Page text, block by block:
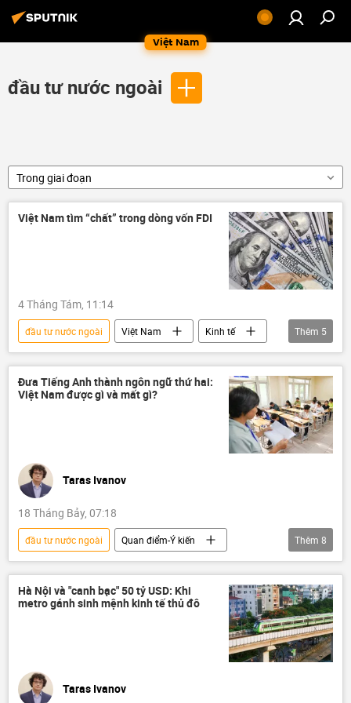
Việt Nam
đầu tư nước ngoài
Trong giai đoạn
Việt Nam tìm “chất” trong dòng vốn FDI
4 Tháng Tám, 11:14
đầu tư nước ngoài Việt Nam
Kinh tế
chiến lược phát triển kinh tế
tăng trưởng kinh tế
FDI
Bộ Chính Trị VN
vốn
Thêm 5
Đưa Tiếng Anh thành ngôn ngữ thứ hai:
Việt Nam được gì và mất gì?
Taras Ivanov
18 Tháng Bảy, 07:18
đầu tư nước ngoài
Quan điểm-Ý kiến
Tác giả
Bộ Giáo dục và Đào Tạo
cải cách giáo dục
tiếng Việt
tiếng Anh
ngôn ngữ
công nghệ
Thêm 8
Hà Nội và "canh bạc" 50 tỷ USD: Khi
metro gánh sinh mệnh kinh tế thủ đô
Taras Ivanov